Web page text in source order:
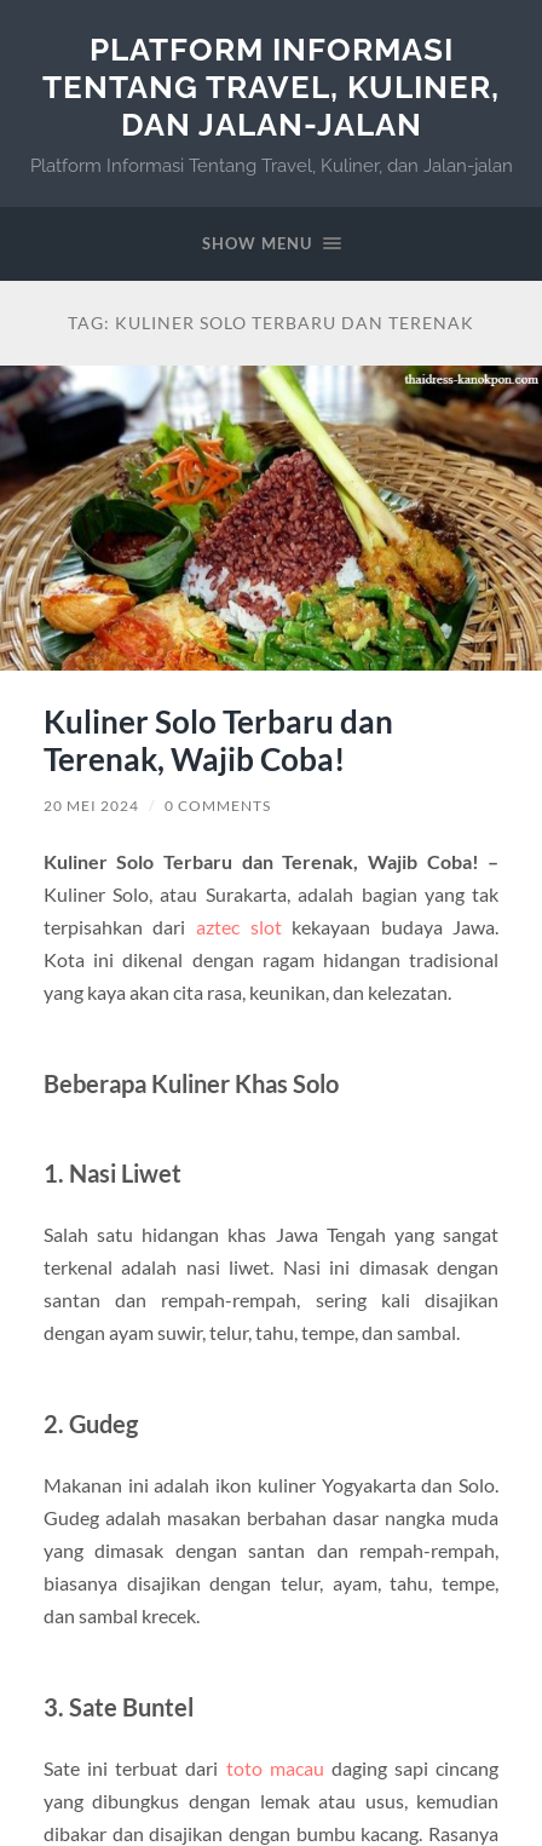
PLATFORM INFORMASI
TENTANG TRAVEL, KULINER,
DAN JALAN-JALAN
Platform Informasi Tentang Travel, Kuliner, dan Jalan-jalan
SHOW MENU
TAG: KULINER SOLO TERBARU DAN TERENAK
Kuliner Solo Terbaru dan
Terenak, Wajib Coba!
20 MEI 2024 / 0 COMMENTS
Kuliner Solo Terbaru dan Terenak, Wajib Coba! –
Kuliner Solo, atau Surakarta, adalah bagian yang tak
terpisahkan dari aztec slotkekayaan budaya Jawa.
Kota ini dikenal dengan ragam hidangan tradisional
yang kaya akan cita rasa, keunikan, dan kelezatan.
Beberapa Kuliner Khas Solo
1. Nasi Liwet
Salah satu hidangan khas Jawa Tengah yang sangat
terkenal adalah nasi liwet. Nasi ini dimasak dengan
santan dan rempah-rempah, sering kali disajikan
dengan ayam suwir, telur, tahu, tempe, dan sambal.
2. Gudeg
Makanan ini adalah ikon kuliner Yogyakarta dan Solo.
Gudeg adalah masakan berbahan dasar nangka muda
yang dimasak dengan santan dan rempah-rempah,
biasanya disajikan dengan telur, ayam, tahu, tempe,
dan sambal krecek.
3. Sate Buntel
Sate ini terbuat dari toto macau daging sapi cincang
yang dibungkus dengan lemak atau usus, kemudian
dibakar dan disajikan dengan bumbu kacang. Rasanya